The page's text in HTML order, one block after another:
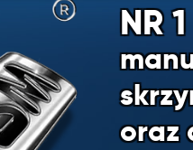
NR
oraz